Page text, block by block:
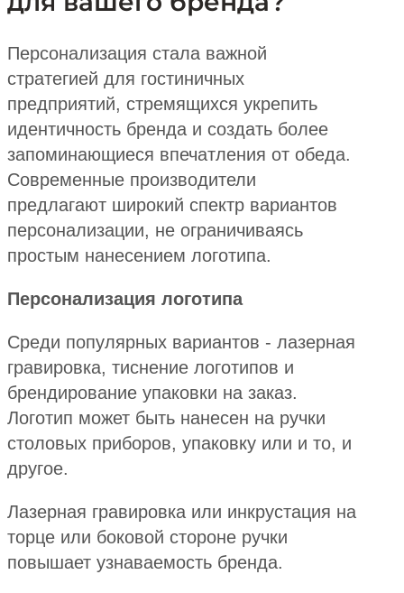
Персонализация стала важной
стратегией для гостиничных
предприятий, стремящихся укрепить
идентичность бренда и создать более
запоминающиеся впечатления от обеда.
Современные производители
предлагают широкий спектр вариантов
персонализации, не ограничиваясь
простым нанесением логотипа.
Персонализация логотипа
Среди популярных вариантов - лазерная
гравировка, тиснение логотипов и
брендирование упаковки на заказ.
Логотип может быть нанесен на ручки
столовых приборов, упаковку или и то, и
другое.
Лазерная гравировка или инкрустация на
торце или боковой стороне ручки
повышает узнаваемость бренда.